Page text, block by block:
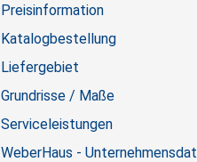
Preisinformation
Katalogbestellung
Liefergebiet
Grundrisse / Maße
Serviceleistungen
WeberHaus -